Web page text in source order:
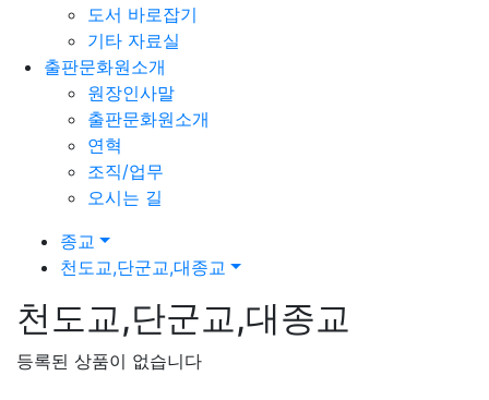
도서 바로잡기
기타 자료실
출판문화원소개
원장인사말
출판문화원소개
연혁
조직/업무
오시는 길
종교
천도교,단군교,대종교
천도교,단군교,대종교
등록된 상품이 없습니다